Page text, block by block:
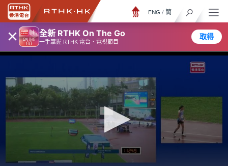
× 全新 RTHK On The Go
一手掌握 RTHK 電台、電視節目
取得
ENG / 簡